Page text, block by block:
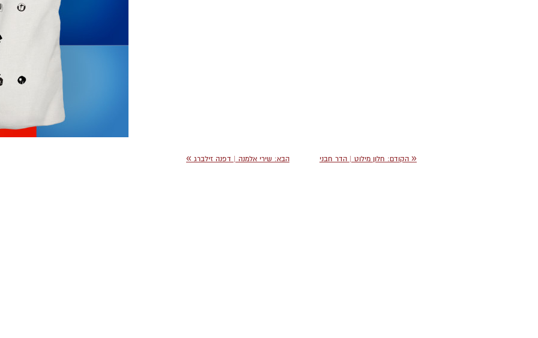
« הקודם: חלון מילוט | הדר חבני הבא: שירי אלמנה | דפנה זילברג »